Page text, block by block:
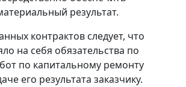
результат.
контрактов следует, что
на себя обязательства по
по капитальному ремонту
его результата заказчику.